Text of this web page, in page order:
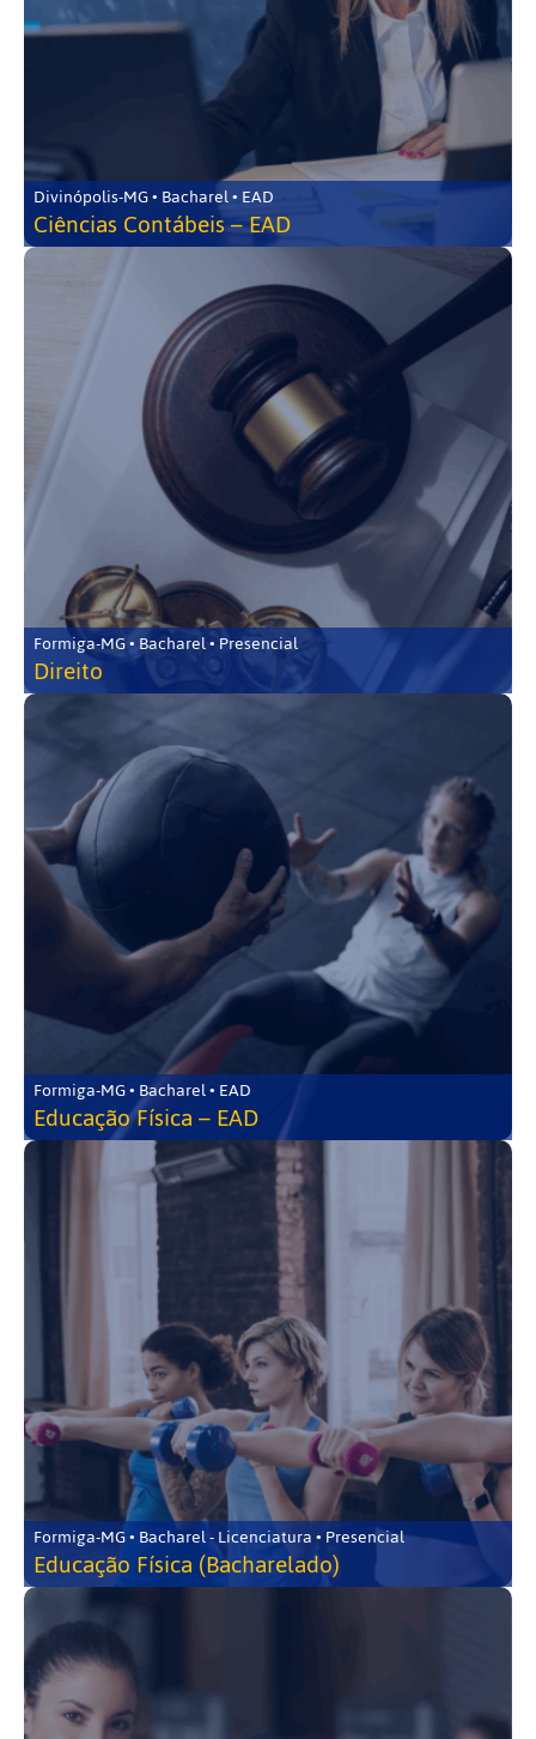
Divinópolis-MG • Bacharel • EAD
Ciências Contábeis – EAD
Formiga-MG • Bacharel • Presencial
Direito
Formiga-MG • Bacharel • EAD
Educação Física – EAD
Formiga-MG • Bacharel - Licenciatura • Presencial
Educação Física (Bacharelado)